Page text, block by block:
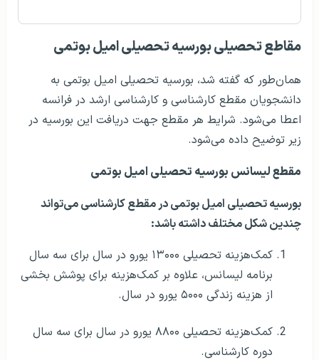
مقاطع تحصیلی بورسیه تحصیلی امیل بوتمی
همان‌طور که گفته شد، بورسیه تحصیلی امیل بوتمی به
دانشجویان مقطع کارشناسی و کارشناسی ارشد در فرانسه
اعطا می‌شود. شرایط هر مقطع جهت دریافت این بورسیه در
زیر توضیح داده می‌شود.
مقطع لیسانس بورسیه تحصیلی امیل بوتمی
بورسیه تحصیلی امیل بوتمی در مقطع کارشناسیمی‌تواند
چندین شکل مختلف داشته باشد:
کمک‌هزینه تحصیلی ۱۳۰۰۰ یورو در سال برای سه سال
برنامه لیسانس، علاوه بر کمک‌هزینه برای پوشش بخشی
از هزینه زندگی ۵۰۰۰ یورو در سال.
کمک‌هزینه تحصیلی ۸۸۰۰ یورو در سال برای سه سال
دوره کارشناسی.